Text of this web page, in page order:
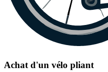
Achat d'un vélo pliant